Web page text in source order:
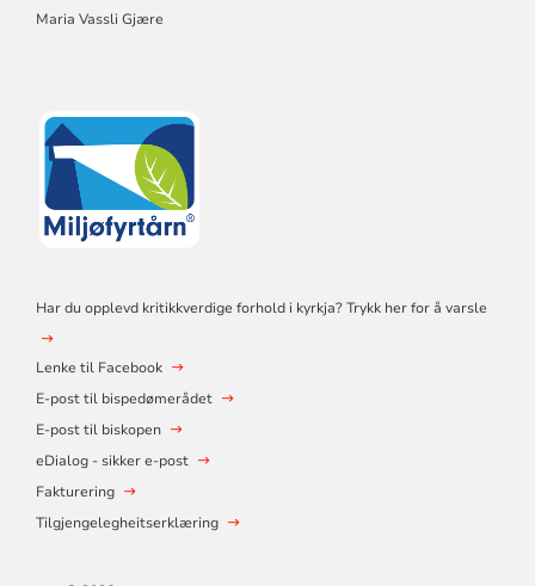
Maria Vassli Gjære
Har du opplevd kritikkverdige forhold i kyrkja? Trykk her for å varsle
Lenke til Facebook
E-post til bispedømerådet
E-post til biskopen
eDialog - sikker e-post
Fakturering
Tilgjengelegheitserklæring